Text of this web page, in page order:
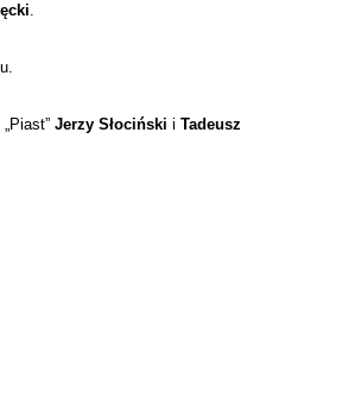
.
Jerzy Słociński i Tadeusz